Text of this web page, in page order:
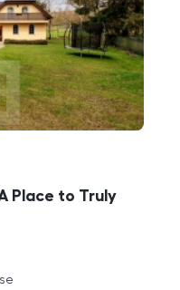
Place to Truly